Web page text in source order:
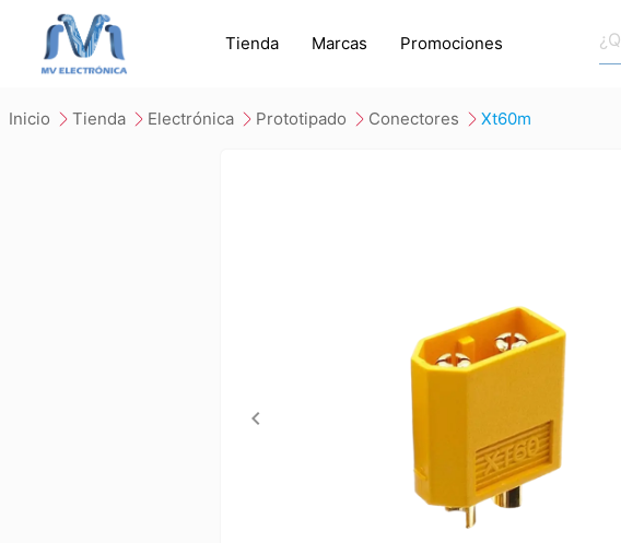
Tienda Marcas Promociones
inicio tienda electrónica prototipado conectores xt60m